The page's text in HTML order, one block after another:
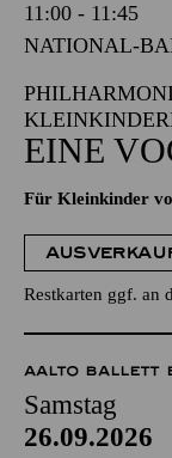
11:00 - 11:45
NATIONAL-
EINE
Für Kleinkinder
Restkarten ggf. an
AALTO BALLETT
Samstag
26.09.2026